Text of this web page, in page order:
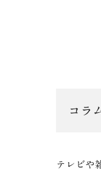
コラ
テレビや